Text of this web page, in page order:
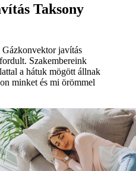
Taksony
javítás
Szakembereink
a hátuk mögött állnak
minket és mi örömmel